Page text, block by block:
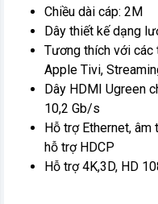
Chiều dài cáp: 2M
Dây thiết kế dạng
Tương thích với các
Apple Tivi,
Dây HDMI Ugreen
10,2 Gb/s
Hỗ trợ Ethernet, âm
hỗ trợ HDCP
Hỗ trợ 4K,3D, HD